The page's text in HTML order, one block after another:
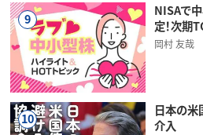
9
NISAで
定！次期
岡村 友哉
10
日本の米
介入